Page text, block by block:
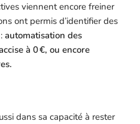
viennent encore freiner
ont permis d’identifier des
automatisation des
à 0 €, ou encore
dans sa capacité à rester